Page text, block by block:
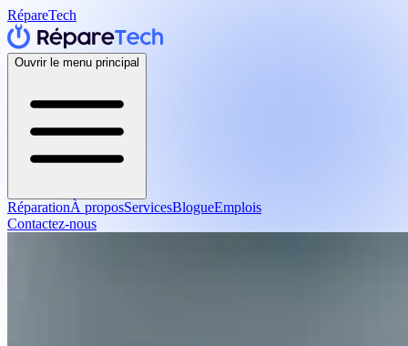
RépareTech
Ouvrir le menu principal
RéparationÀ proposServicesBlogueEmplois
Contactez-nous